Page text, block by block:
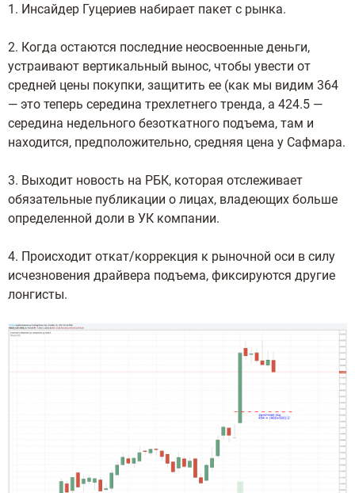
1. Инсайдер Гуцериев набирает пакет с рынка.
2. Когда остаются последние неосвоенные деньги,
устраивают вертикальный вынос, чтобы увести от
средней цены покупки, защитить ее (как мы видим 364
— это теперь середина трехлетнего тренда, а 424.5 —
середина недельного безоткатного подъема, там и
находится, предположительно, средняя цена у Сафмара.
3. Выходит новость на РБК, которая отслеживает
обязательные публикации о лицах, владеющих больше
определенной доли в УК компании.
4. Происходит откат/коррекция к рыночной оси в силу
исчезновения драйвера подъема, фиксируются другие
лонгисты.